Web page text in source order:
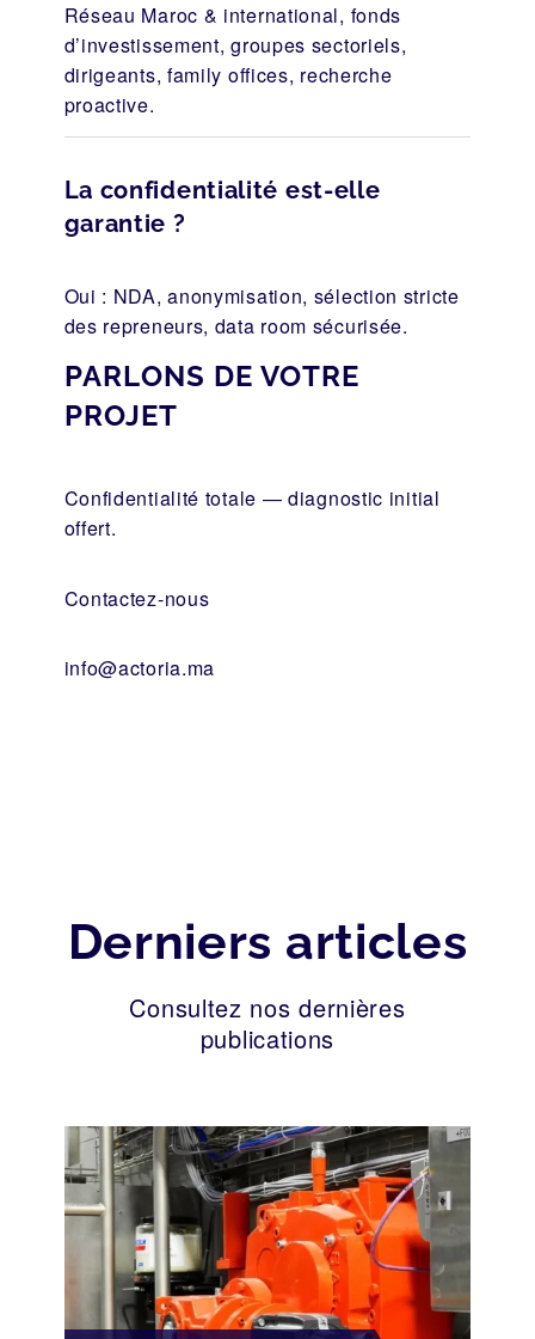
Réseau Maroc & international, fonds
d’investissement, groupes sectoriels,
dirigeants, family offices, recherche
proactive.
La confidentialité est-elle
garantie ?
Oui : NDA, anonymisation, sélection stricte
des repreneurs, data room sécurisée.
PARLONS DE VOTRE
PROJET
Confidentialité totale — diagnostic initial
offert.
Contactez-nous
info@actoria.ma
Derniers articles
Consultez nos dernières
publications